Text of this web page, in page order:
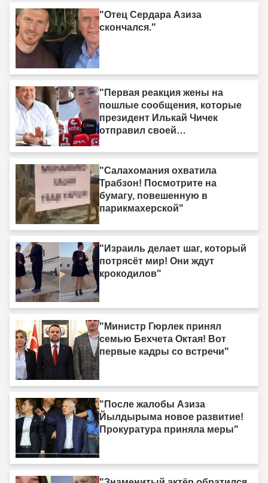
"Отец Сердара Азиза
скончался."
"Первая реакция жены на
пошлые сообщения, которые
президент Илькай Чичек
отправил своей
"Салахомания охватила
Трабзон! Посмотрите на
бумагу, повешенную в
парикмахерской"
"Израиль делает шаг, который
потрясёт мир! Они ждут
крокодилов"
"Министр Гюрлек принял
семью Бехчета Октая! Вот
первые кадры со встречи"
"После жалобы Азиза
Йылдырыма новое развитие!
Прокуратура приняла меры"